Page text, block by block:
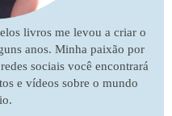
livros me levou a criar o
anos. Minha paixão por
sociais você encontrará
e vídeos sobre o mundo